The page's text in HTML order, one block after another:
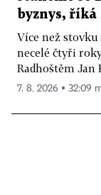
byznys, říká
Více než stovku
necelé čtyři
Radhoštěm Jan
7. 8. 2026 ▪ 32:09